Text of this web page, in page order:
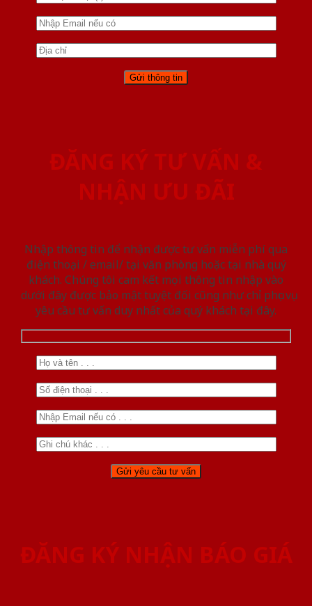
ĐĂNG KÝ TƯ VẤN &
NHẬN ƯU ĐÃI
Nhập thông tin để nhận được tư vấn miễn phí qua
điện thoại / email/ tại văn phòng hoặc tại nhà quý
khách. Chúng tôi cam kết mọi thông tin nhập vào
dưới đây được bảo mật tuyệt đối cũng như chỉ phục vụ
yêu cầu tư vấn duy nhất của quý khách tại đây.
ĐĂNG KÝ NHẬN BÁO GIÁ